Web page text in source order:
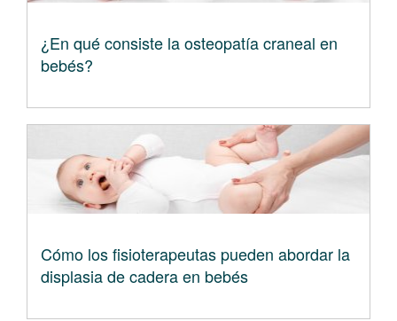
¿En qué consiste la osteopatía craneal en
bebés?
Cómo los fisioterapeutas pueden abordar la
displasia de cadera en bebés